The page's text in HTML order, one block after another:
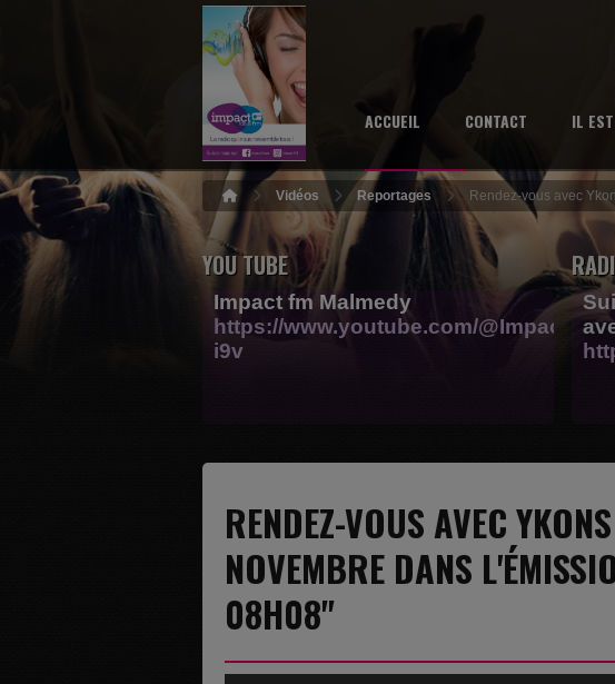
ACCUEIL CONTACT IL
Vidéos Reportages Rendez-vous avec
YOU TUBE
Impact fm Malmedy
https://www.youtube.com/@Impactfm-
i9v
RENDEZ-VOUS AVEC
NOVEMBRE DANS
08H08"